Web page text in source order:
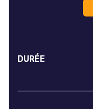
DURÉE